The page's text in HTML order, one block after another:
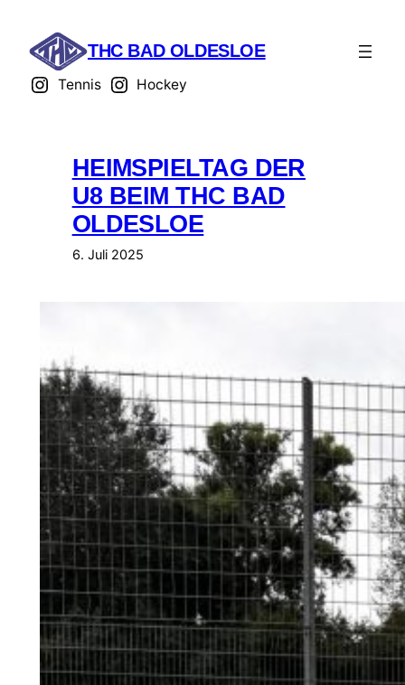
springen
THC BAD OLDESLOE
Tennis Hockey
HEIMSPIELTAG DER
U8 BEIM THC BAD
OLDESLOE
6. Juli 2025